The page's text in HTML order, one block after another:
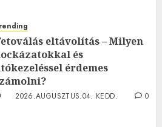
eltávolítás – Milyen
és
érdemes
2026.AUGUSZTUS.04. KEDD.
0